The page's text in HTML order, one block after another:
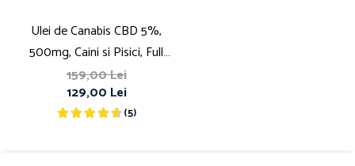
Ulei de Canabis CBD 5%,
500mg, Caini si Pisici, Full
Spectrum, Medicanah, Aroma
Sunca, 10ml
159,00 Lei
129,00 Lei
(5)